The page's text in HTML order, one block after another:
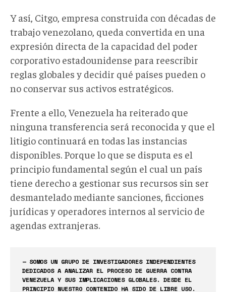
Y así, Citgo, empresa construida con décadas de
trabajo venezolano, queda convertida en una
expresión directa de la capacidad del poder
corporativo estadounidense para reescribir
reglas globales y decidir qué países pueden o
no conservar sus activos estratégicos.
Frente a ello, Venezuela ha reiterado que
ninguna transferencia será reconocida y que el
litigio continuará en todas las instancias
disponibles. Porque lo que se disputa es el
principio fundamental según el cual un país
tiene derecho a gestionar sus recursos sin ser
desmantelado mediante sanciones, ficciones
jurídicas y operadores internos al servicio de
agendas extranjeras.
— SOMOS UN GRUPO DE INVESTIGADORES INDEPENDIENTES
DEDICADOS A ANALIZAR EL PROCESO DE GUERRA CONTRA
VENEZUELA Y SUS IMPLICACIONES GLOBALES. DESDE EL
PRINCIPIO NUESTRO CONTENIDO HA SIDO DE LIBRE USO.